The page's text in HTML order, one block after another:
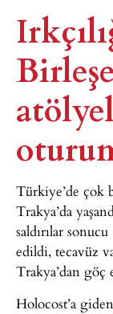
Türkiye’de çok
Trakya’da
saldırılar
edildi, tecavüz
Trakya’dan göç
Holocost’a